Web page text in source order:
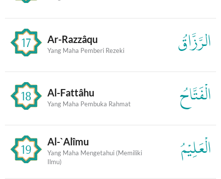
17 Ar-Razzâqu
Yang Maha Pemberi Rezeki الرَّزَّاقُ
18 Al-Fattâhu
Yang Maha Pembuka Rahmat الْفَتَّاحُ
19 Al-`Alîmu
Yang Maha Mengetahui (Memiliki
Ilmu)
الْعَلِيْمُ